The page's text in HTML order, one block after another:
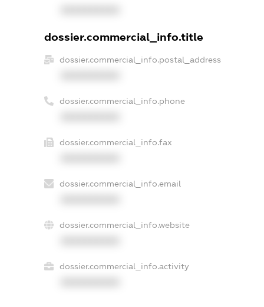
dossier.commercial_info.title
dossier.commercial_info.postal_address
dossier.commercial_info.phone
dossier.commercial_info.fax
dossier.commercial_info.email
dossier.commercial_info.website
dossier.commercial_info.activity